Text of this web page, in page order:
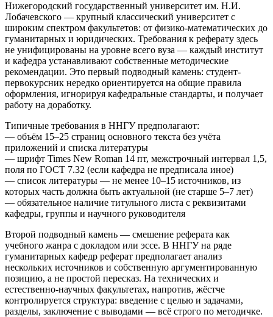
Нижегородский государственный университет им. Н.И.
Лобачевского — крупный классический университет с
широким спектром факультетов: от физико-математических до
гуманитарных и юридических. Требования к реферату здесь
не унифицированы на уровне всего вуза — каждый институт
и кафедра устанавливают собственные методические
рекомендации. Это первый подводный камень: студент-
первокурсник нередко ориентируется на общие правила
оформления, игнорируя кафедральные стандарты, и получает
работу на доработку.
Типичные требования в ННГУ предполагают:
— объём 15–25 страниц основного текста без учёта
приложений и списка литературы
— шрифт Times New Roman 14 пт, межстрочный интервал 1,5,
поля по ГОСТ 7.32 (если кафедра не предписала иное)
— список литературы — не менее 10–15 источников, из
которых часть должна быть актуальной (не старше 5–7 лет)
— обязательное наличие титульного листа с реквизитами
кафедры, группы и научного руководителя
Второй подводный камень — смешение реферата как
учебного жанра с докладом или эссе. В ННГУ на ряде
гуманитарных кафедр реферат предполагает анализ
нескольких источников и собственную аргументированную
позицию, а не простой пересказ. На технических и
естественно-научных факультетах, напротив, жёстче
контролируется структура: введение с целью и задачами,
разделы, заключение с выводами — всё строго по методичке.